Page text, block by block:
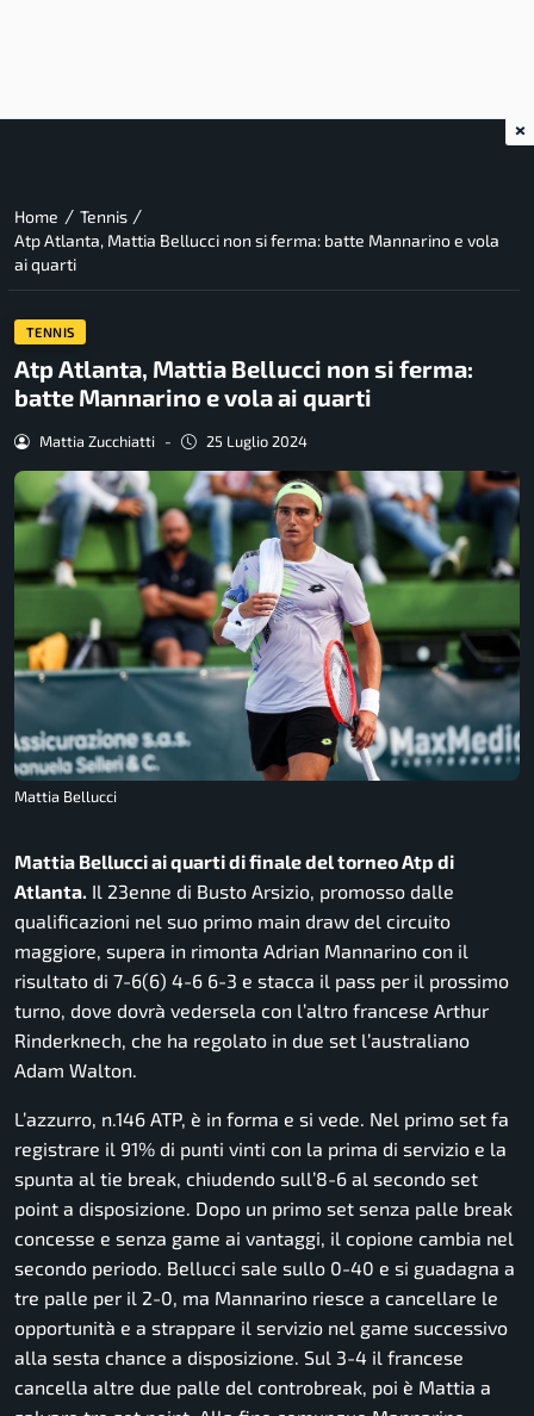
Home / Tennis /
Atp Atlanta, Mattia Bellucci non si ferma: batte Mannarino e vola
ai quarti
TENNIS
Atp Atlanta, Mattia Bellucci non si ferma:
batte Mannarino e vola ai quarti
Mattia Zucchiatti - 25 Luglio 2024
Mattia Bellucci
Mattia Bellucci ai quarti di finale del torneo Atp di
Atlanta. Il 23enne di Busto Arsizio, promosso dalle
qualificazioni nel suo primo main draw del circuito
maggiore, supera in rimonta Adrian Mannarino con il
risultato di 7-6(6) 4-6 6-3 e stacca il pass per il prossimo
turno, dove dovrà vedersela con l’altro francese Arthur
Rinderknech, che ha regolato in due set l’australiano
Adam Walton.
L’azzurro, n.146 ATP, è in forma e si vede. Nel primo set fa
registrare il 91% di punti vinti con la prima di servizio e la
spunta al tie break, chiudendo sull’8-6 al secondo set
point a disposizione. Dopo un primo set senza palle break
concesse e senza game ai vantaggi, il copione cambia nel
secondo periodo. Bellucci sale sullo 0-40 e si guadagna a
tre palle per il 2-0, ma Mannarino riesce a cancellare le
opportunità e a strappare il servizio nel game successivo
alla sesta chance a disposizione. Sul 3-4 il francese
cancella altre due palle del controbreak, poi è Mattia a
×